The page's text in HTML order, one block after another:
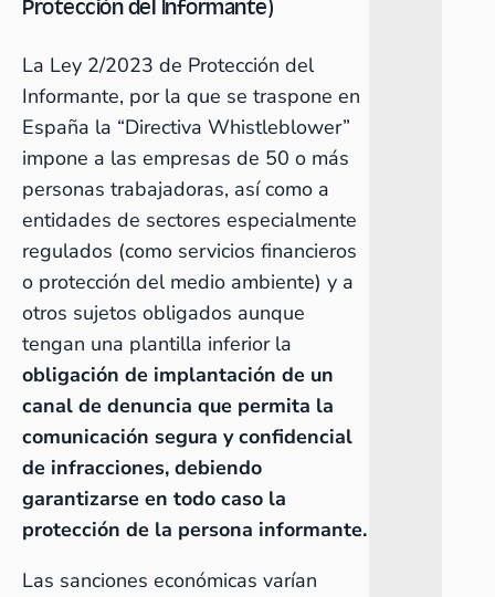
Protección del Informante)
La Ley 2/2023 de Protección del
Informante, por la que se traspone en
España la “Directiva Whistleblower”
impone a las empresas de 50 o más
personas trabajadoras, así como a
entidades de sectores especialmente
regulados (como servicios financieros
o protección del medio ambiente) y a
otros sujetos obligados aunque
tengan una plantilla inferior la
obligación de implantación de un
canal de denuncia que permita la
comunicación segura y confidencial
de infracciones, debiendo
garantizarse en todo caso la
protección de la persona informante.
Las sanciones económicas varían